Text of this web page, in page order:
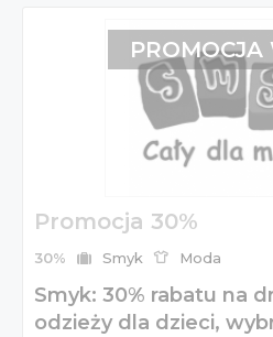
Promocja 30%
30% Smyk Moda
Smyk: 30% rabatu na
odzieży dla dzieci,
PROMOCJA